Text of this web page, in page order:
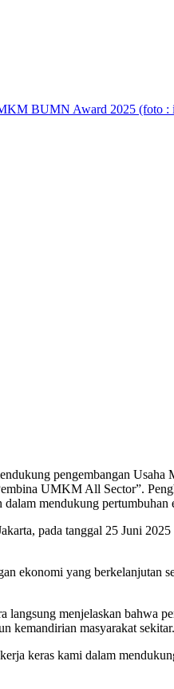
pengembangan
UMKM All Sector”.
mendukung
pada tanggal 25 Juni
ekonomi yang berkelanjutan
menjelaskan bahwa
kemandirian masyarakat sekitar.
keras kami dalam